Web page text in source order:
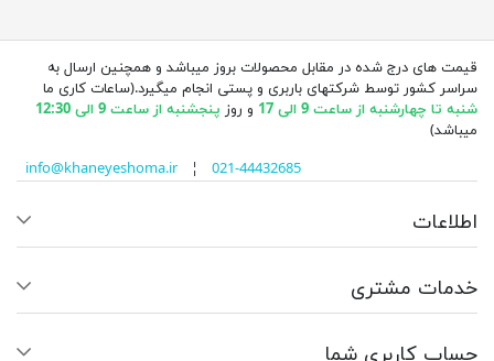
قیمت های درج شده در مقابل محصولات بروز میباشد و همچنین ارسال به
سراسر کشور توسط شرکتهای باربری و پستی انجام میگیرد.(ساعات کاری ما
شنبه تا چهارشنبه از ساعت 9 الی 17
و روز پنجشنبه از ساعت 9 الی 12:30
میباشد)
info@khaneyeshoma.ir¦ 021-44432685
اطلاعات
خدمات مشتری
حساب کاربری شما